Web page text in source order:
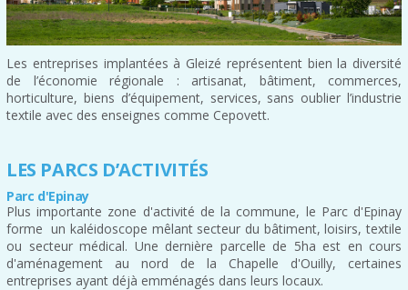
Les entreprises implantées à Gleizé représentent bien la diversité
de l’économie régionale : artisanat, bâtiment, commerces,
horticulture, biens d’équipement, services, sans oublier l’industrie
textile avec des enseignes comme Cepovett.
LES PARCS D’ACTIVITÉS
Parc d'Epinay
Plus importante zone d'activité de la commune, le Parc d'Epinay
forme un kaléidoscope mêlant secteur du bâtiment, loisirs, textile
ou secteur médical. Une dernière parcelle de 5ha est en cours
d'aménagement au nord de la Chapelle d'Ouilly, certaines
entreprises ayant déjà emménagés dans leurs locaux.